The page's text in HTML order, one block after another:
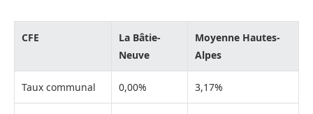
CFE
La Bâtie-
Neuve
Moyenne Hautes-
Alpes
Taux communal 0,00% 3,17%